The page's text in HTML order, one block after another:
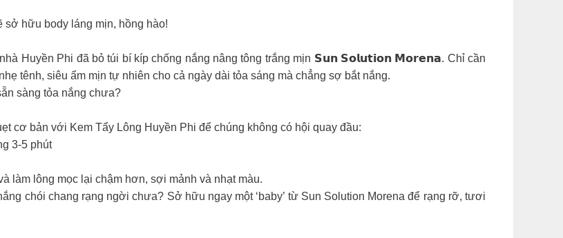
sở hữu body láng mịn, hồng hào!
Huyền Phi đã bỏ túi bí kíp chống nắng nâng tông trắng mịn 𝗦𝘂𝗻 𝗦𝗼𝗹𝘂𝘁𝗶𝗼𝗻 𝗠𝗼𝗿𝗲𝗻𝗮. Chỉ cần
tênh, siêu ẩm mịn tự nhiên cho cả ngày dài tỏa sáng mà chẳng sợ bắt nắng.
sàng tỏa nắng chưa?
cơ bản với Kem Tẩy Lông Huyền Phi để chúng không có hội quay đầu:
3-5 phút
làm lông mọc lại chậm hơn, sợi mảnh và nhạt màu.
chói chang rạng ngời chưa? Sở hữu ngay một ‘baby’ từ Sun Solution Morena để rạng rỡ, tươi